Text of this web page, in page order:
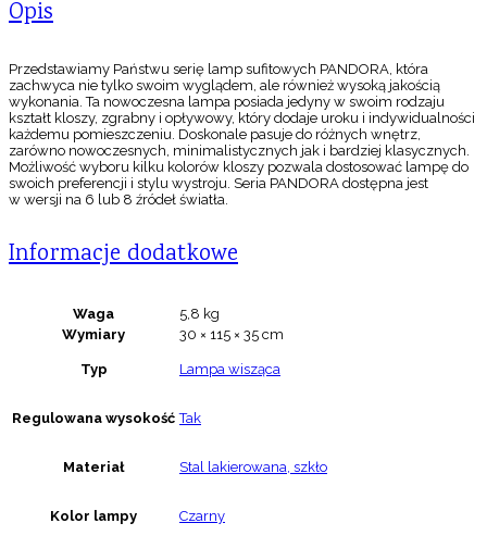
Opis
Przedstawiamy Państwu serię lamp sufitowych PANDORA, która
zachwyca nie tylko swoim wyglądem, ale również wysoką jakością
wykonania. Ta nowoczesna lampa posiada jedyny w swoim rodzaju
kształt kloszy, zgrabny i opływowy, który dodaje uroku i indywidualności
każdemu pomieszczeniu. Doskonale pasuje do różnych wnętrz,
zarówno nowoczesnych, minimalistycznych jak i bardziej klasycznych.
Możliwość wyboru kilku kolorów kloszy pozwala dostosować lampę do
swoich preferencji i stylu wystroju. Seria PANDORA dostępna jest
w wersji na 6 lub 8 źródeł światła.
Informacje dodatkowe
Waga
5,8 kg
Wymiary
30 × 115 × 35 cm
Typ Lampa wisząca
Regulowana wysokość Tak
Materiał Stal lakierowana, szkło
Kolor lampy Czarny